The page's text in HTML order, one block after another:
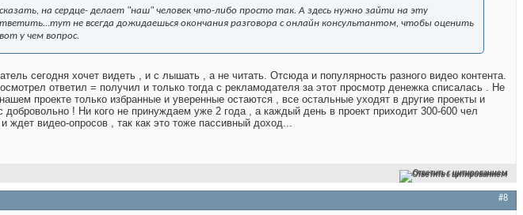
на сердце- делает "наш" человек что-либо просто так. А здесь нужно зайти на эту
не всегда дожидаешься окончания разговора с онлайн консультантом, чтобы оценить
у чем вопрос.
сегодня хочет видеть , и с лышать , а не читать. Отсюда и популярность разного видео контента.
ответил = получил и только тогда с рекламодателя за этот просмотр денежка списалась . Не
проекте только избранные и уверенные остаются , все остальные уходят в другие проекты и
добровольно ! Ни кого не принуждаем уже 2 года , а каждый день в проект приходит 300-600 чел
ждет видео-опросов , так как это тоже пассивный доход...
Ответить с цитированием
#8